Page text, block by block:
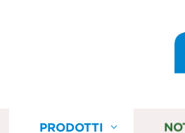
PRODOTTI